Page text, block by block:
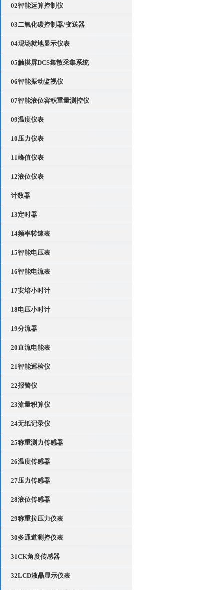
02智能运算控制仪
03二氧化碳控制器/变送器
04现场就地显示仪表
05触摸屏DCS集散采集系统
06智能振动监视仪
07智能液位容积重量测控仪
09温度仪表
10压力仪表
11峰值仪表
12液位仪表
计数器
13定时器
14频率转速表
15智能电压表
16智能电流表
17安培小时计
18电压小时计
19分流器
20直流电能表
21智能巡检仪
22报警仪
23流量积算仪
24无纸记录仪
25称重测力传感器
26温度传感器
27压力传感器
28液位传感器
29称重拉压力仪表
30多通道测控仪表
31CK角度传感器
32LCD液晶显示仪表